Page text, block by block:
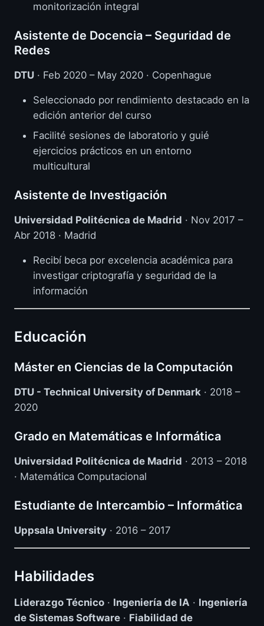
monitorización integral
Asistente de Docencia – Seguridad de
Redes
DTU · Feb 2020 – May 2020 · Copenhague
Seleccionado por rendimiento destacado en la
edición anterior del curso
Facilité sesiones de laboratorio y guié
ejercicios prácticos en un entorno
multicultural
Asistente de Investigación
Universidad Politécnica de Madrid · Nov 2017 –
Abr 2018 · Madrid
Recibí beca por excelencia académica para
investigar criptografía y seguridad de la
información
Educación
Máster en Ciencias de la Computación
DTU - Technical University of Denmark · 2018 –
2020
Grado en Matemáticas e Informática
Universidad Politécnica de Madrid · 2013 – 2018
· Matemática Computacional
Estudiante de Intercambio – Informática
Uppsala University · 2016 – 2017
Habilidades
Liderazgo Técnico · Ingeniería de IA · Ingeniería
de Sistemas Software · Fiabilidad de